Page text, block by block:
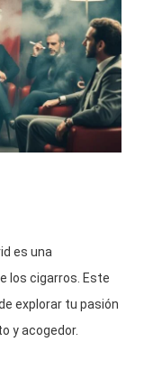
es una
los cigarros. Este
explorar tu pasión
y acogedor.